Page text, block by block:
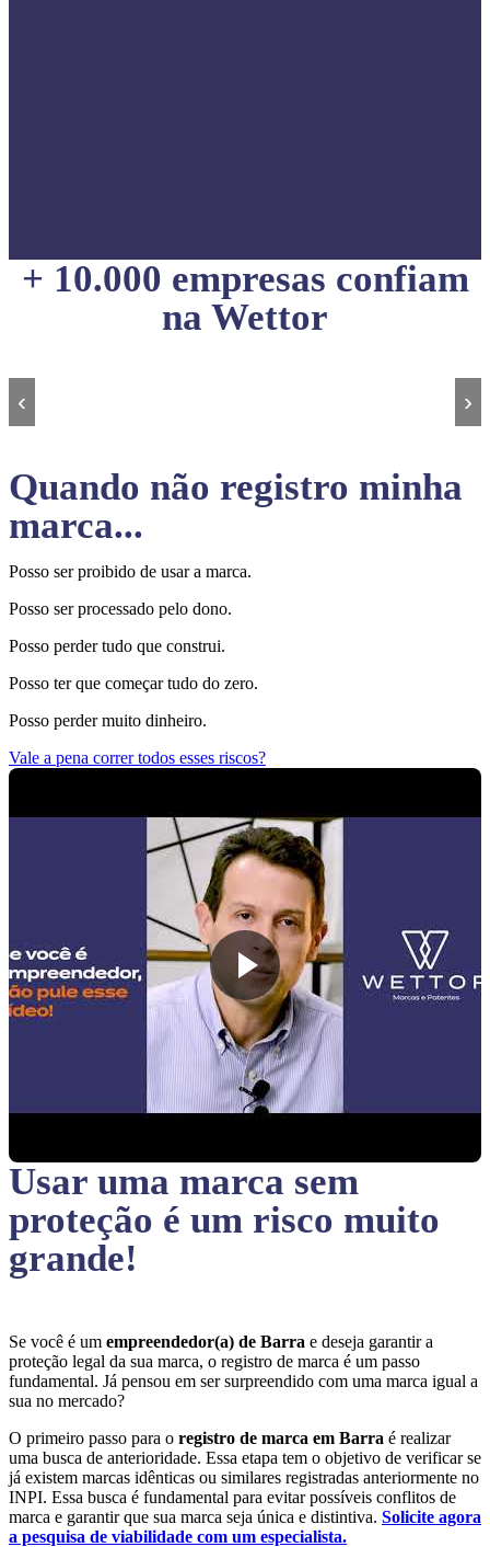
+ 10.000 empresas confiam
na Wettor
‹ ›
Quando não registro minha
marca...
Posso ser proibido de usar a marca.
Posso ser processado pelo dono.
Posso perder tudo que construi.
Posso ter que começar tudo do zero.
Posso perder muito dinheiro.
Vale a pena correr todos esses riscos?
Usar uma marca sem
proteção é um risco muito
grande!
Se você é um empreendedor(a) de Barra e deseja garantir a
proteção legal da sua marca, o registro de marca é um passo
fundamental. Já pensou em ser surpreendido com uma marca igual a
sua no mercado?
O primeiro passo para o registro de marca em Barra é realizar
uma busca de anterioridade. Essa etapa tem o objetivo de verificar se
já existem marcas idênticas ou similares registradas anteriormente no
INPI. Essa busca é fundamental para evitar possíveis conflitos de
marca e garantir que sua marca seja única e distintiva. Solicite agora
a pesquisa de viabilidade com um especialista.